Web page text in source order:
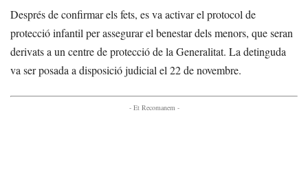
Després de confirmar els fets, es va activar el protocol de
protecció infantil per assegurar el benestar dels menors, que seran
derivats a un centre de protecció de la Generalitat. La detinguda
va ser posada a disposició judicial el 22 de novembre.
- Et Recomanem -